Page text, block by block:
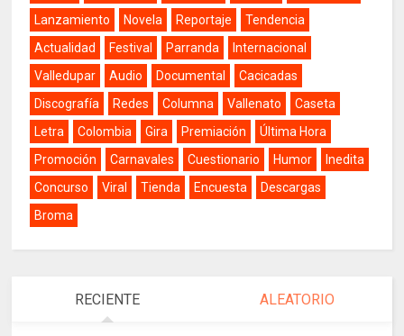
Lanzamiento
Novela Reportaje
Tendencia
Actualidad
Festival Parranda
Internacional
Valledupar
Audio Documental
Cacicadas
Discografía
Redes Columna Vallenato
Caseta
Letra
Colombia Gira Premiación
Última Hora
Promoción
Carnavales Cuestionario Humor
Inedita
Concurso
Viral Tienda Encuesta
Descargas
Broma
RECIENTE ALEATORIO